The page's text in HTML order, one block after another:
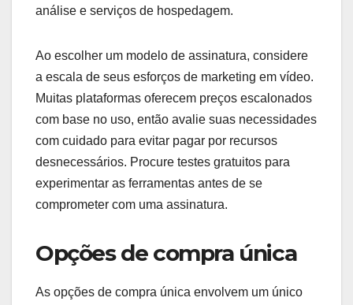
análise e serviços de hospedagem.
Ao escolher um modelo de assinatura, considere
a escala de seus esforços de marketing em vídeo.
Muitas plataformas oferecem preços escalonados
com base no uso, então avalie suas necessidades
com cuidado para evitar pagar por recursos
desnecessários. Procure testes gratuitos para
experimentar as ferramentas antes de se
comprometer com uma assinatura.
Opções de compra única
As opções de compra única envolvem um único